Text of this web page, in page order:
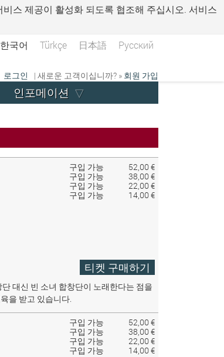
비스 제공이 활성화 되도록 협조해 주십시오. 서비스
한국어 Türkçe 日本語 Русский
로그인 | 새로운 고객이십니까? » 회원 가입
인포메이션
구입 가능
52,00 €
구입 가능
38,00 €
구입 가능
22,00 €
구입 가능
14,00 €
티켓 구매하기
대신 빈 소녀 합창단이 노래한다는 점을
을 받고 있습니다.
구입 가능
52,00 €
구입 가능
38,00 €
구입 가능
22,00 €
구입 가능
14,00 €